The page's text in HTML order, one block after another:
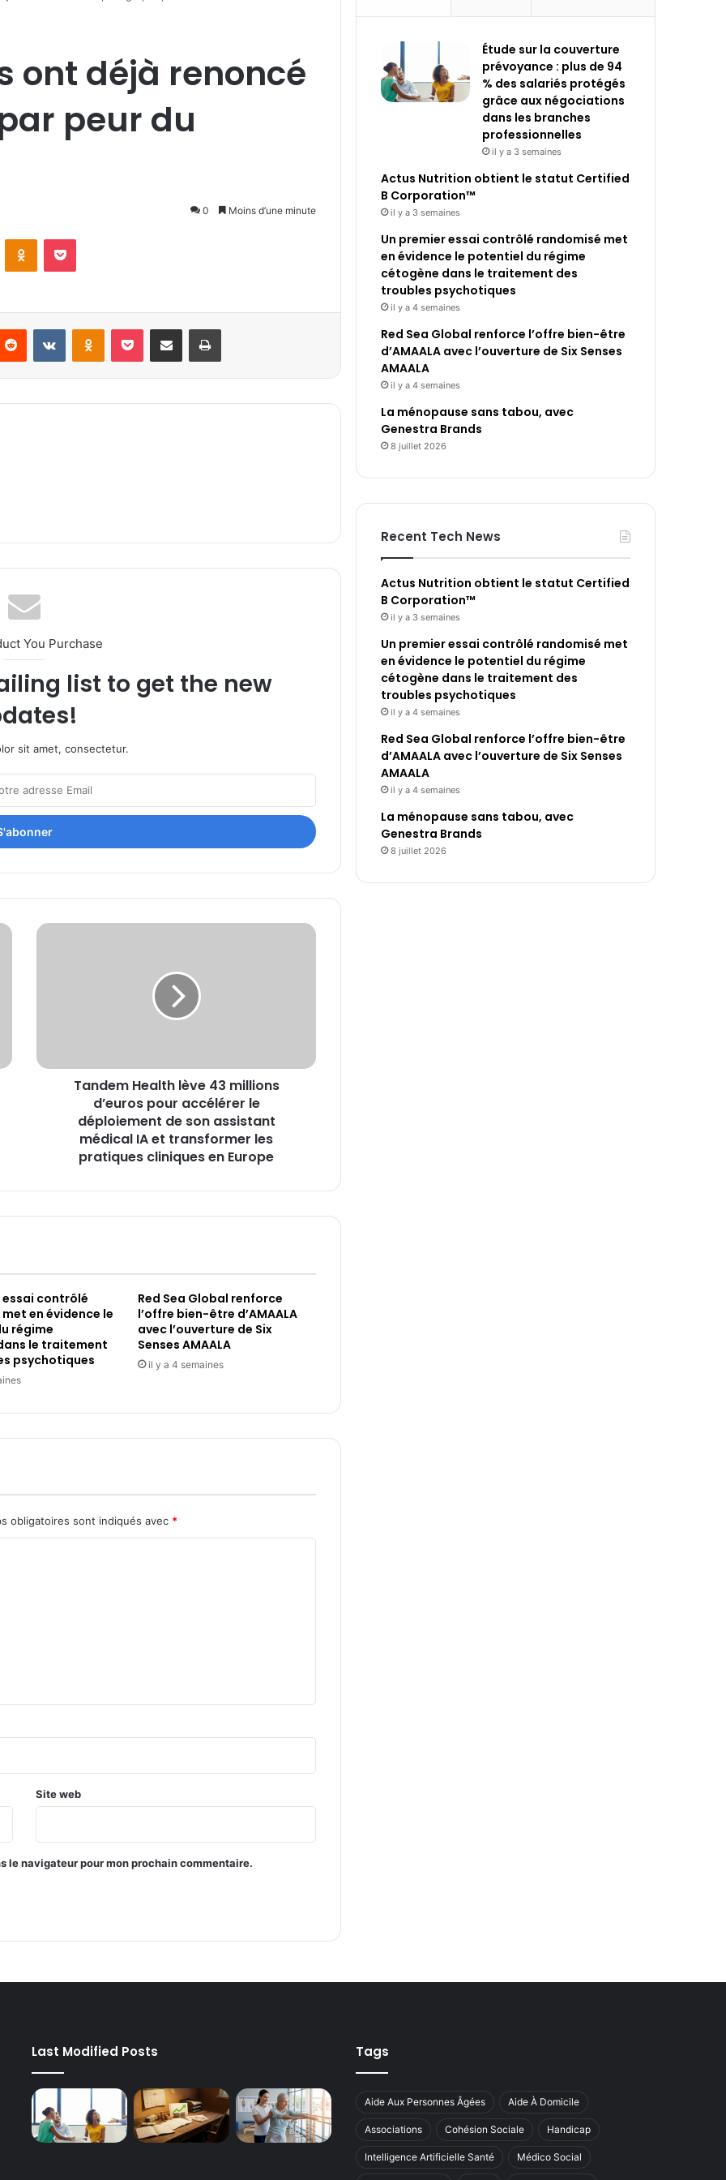
ont déjà renoncé
peur du
0 Moins d’une minute
Odnoklassniki
Pocket
Reddit VKontakteOdnoklassniki
Pocket Partager par email Imprimer
You Purchase
list to get the new
sit amet, consectetur.
Tandem
le
déploiement
assistant
les
en
Tandem Health lève 43 millions
d’euros pour accélérer le
déploiement de son assistant
médical IA et transformer les
pratiques cliniques en Europe
essai contrôlé
en évidence le
régime
le traitement
psychotiques
Red Sea Global renforce
l’offre bien-être d’AMAALA
avec l’ouverture de Six
Senses AMAALA
il y a 4 semaines
obligatoires sont indiqués avec *
Site web
le navigateur pour mon prochain commentaire.
Étude sur la couverture
prévoyance : plus de 94
% des salariés protégés
grâce aux négociations
dans les branches
professionnelles
il y a 3 semaines
Actus Nutrition obtient le statut Certified
B Corporation™
il y a 3 semaines
Un premier essai contrôlé randomisé met
en évidence le potentiel du régime
cétogène dans le traitement des
troubles psychotiques
il y a 4 semaines
Red Sea Global renforce l’offre bien-être
d’AMAALA avec l’ouverture de Six Senses
AMAALA
il y a 4 semaines
La ménopause sans tabou, avec
Genestra Brands
8 juillet 2026
Recent Tech News
Actus Nutrition obtient le statut Certified
B Corporation™
il y a 3 semaines
Un premier essai contrôlé randomisé met
en évidence le potentiel du régime
cétogène dans le traitement des
troubles psychotiques
il y a 4 semaines
Red Sea Global renforce l’offre bien-être
d’AMAALA avec l’ouverture de Six Senses
AMAALA
il y a 4 semaines
La ménopause sans tabou, avec
Genestra Brands
8 juillet 2026
Last Modified Posts Tags
Aide Aux Personnes Âgées Aide À Domicile
Associations Cohésion Sociale Handicap
Intelligence Artificielle Santé Médico Social